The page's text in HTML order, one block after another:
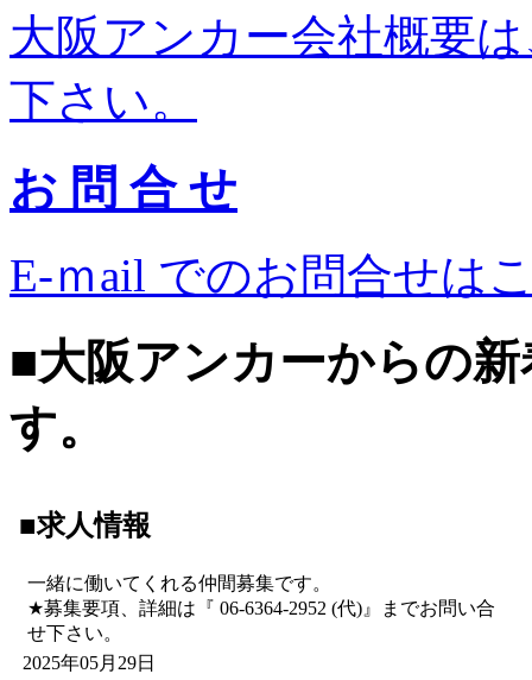
大阪アンカー会社概要
下さい。
お 問 合 せ
E-ｍail でのお問合せは
■大阪アンカーからの
す。